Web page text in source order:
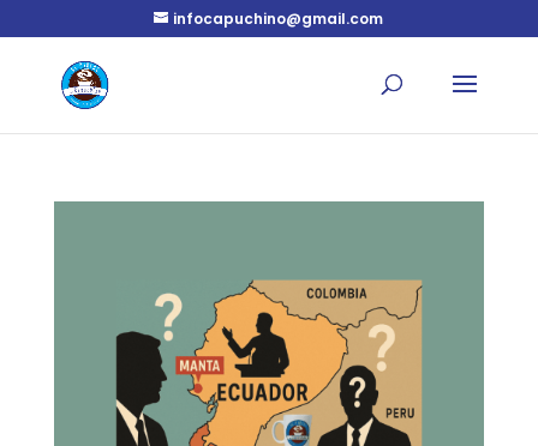
infocapuchino@gmail.com